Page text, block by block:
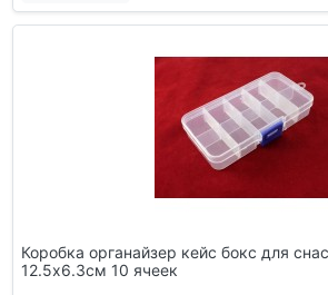
Коробка органайзер кейс бокс для
12.5х6.3см 10 ячеек